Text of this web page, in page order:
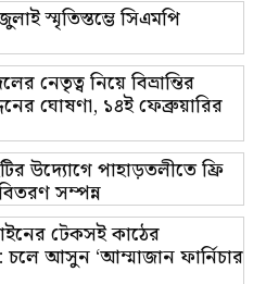
স্মৃতিস্তম্ভে সিএমপি
নেতৃত্ব নিয়ে বিভ্রান্তির
ঘোষণা, ১৪ই ফেব্রুয়ারির
উদ্যোগে পাহাড়তলীতে ফ্রি
সম্পন্ন
টেকসই কাঠের
চলে আসুন ‘আম্মাজান ফার্নিচার